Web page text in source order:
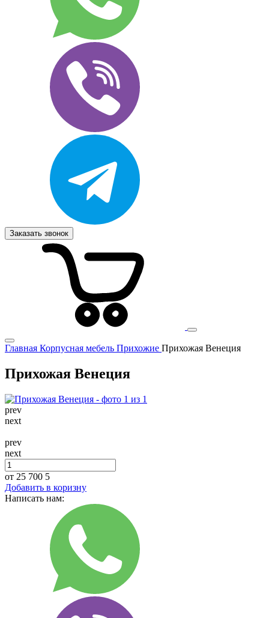
Заказать звонок
Главная Корпусная мебель Прихожие Прихожая Венеция
Прихожая Венеция
prev
next
prev
next
от 25 700 5
Добавить в коризну
Написать нам: